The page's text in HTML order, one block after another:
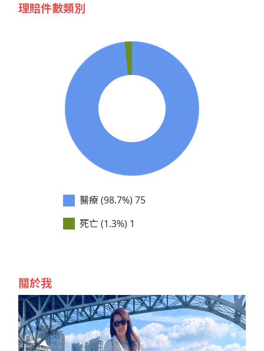
理賠件數類別
醫療 (98.7%) 75
死亡 (1.3%) 1
關於我